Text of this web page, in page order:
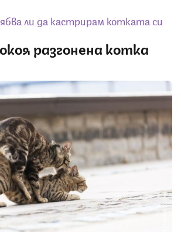
ли да кастрирам котката си
разгонена котка
Снимка: iStock